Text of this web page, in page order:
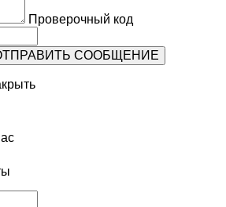
Проверочный код